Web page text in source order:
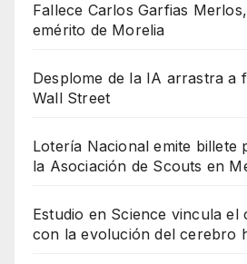
Fallece Carlos Garfias
emérito de Morelia
Desplome de la IA arrastra a
Wall Street
Lotería Nacional emite billete
la Asociación de Scouts en
Estudio en Science vincula
con la evolución del cerebro